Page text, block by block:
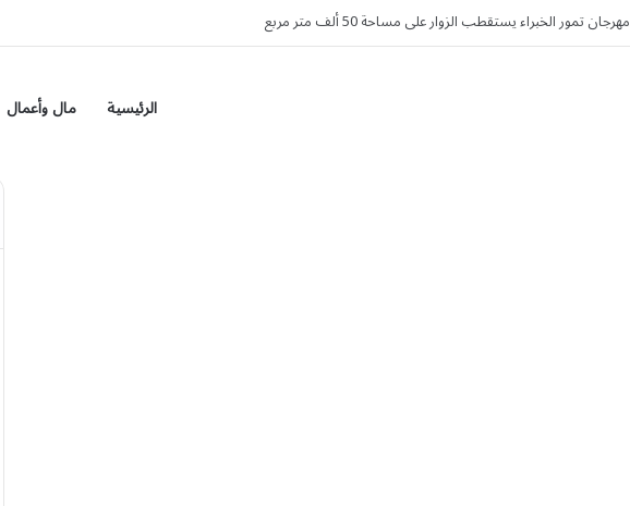
مقتل جندي سوري وإصابة اثنين برصاص مجهولين في دير الزور
الرئيسية مال وأعمال